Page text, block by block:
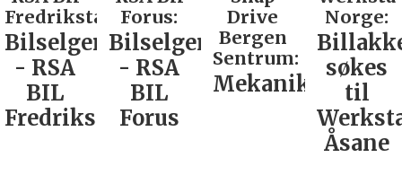
Forus:
Bilselger
- RSA
BIL
Forus
Drive
Bergen
Sentrum:
Mekaniker
Norge:
Billakkerer
søkes
til
Co AS: